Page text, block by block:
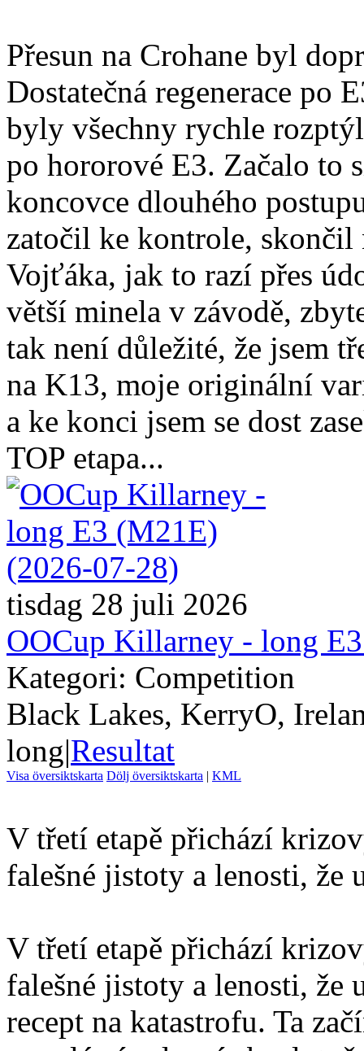
Přesun na Crohane byl
Dostatečná regenerace po
byly všechny rychle
po hororové E3. Začalo to
koncovce dlouhého
zatočil ke kontrole, skončil
Vojťáka, jak to razí přes
větší minela v závodě,
tak není důležité, že jsem
na K13, moje originální
a ke konci jsem se dost
TOP etapa...
tisdag 28 juli 2026
OOCup Killarney - long
Kategori: Competition
Black Lakes, KerryO,
long|Resultat
Visa översiktskarta Dölj översiktskarta | KML
V třetí etapě přichází
falešné jistoty a lenosti, že
V třetí etapě přichází
falešné jistoty a lenosti, že
recept na katastrofu. Ta